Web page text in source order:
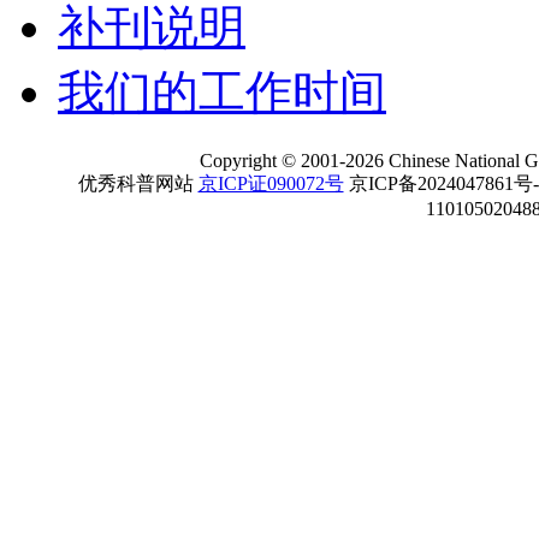
补刊说明
我们的工作时间
Copyright ©2001-2026 Chinese National
优秀科普网站 京ICP证090072号京ICP备2024047861